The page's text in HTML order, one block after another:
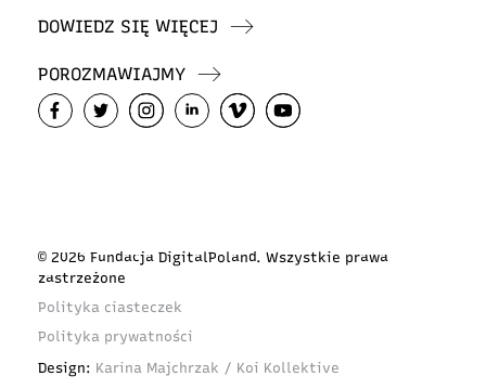
DOWIEDZ SIĘ WIĘCEJ
POROZMAWIAJMY
© 2026 Fundacja DigitalPoland. Wszystkie prawa
zastrzeżone
Polityka ciasteczek
Polityka prywatności
Design: Karina Majchrzak / Koi Kollektive